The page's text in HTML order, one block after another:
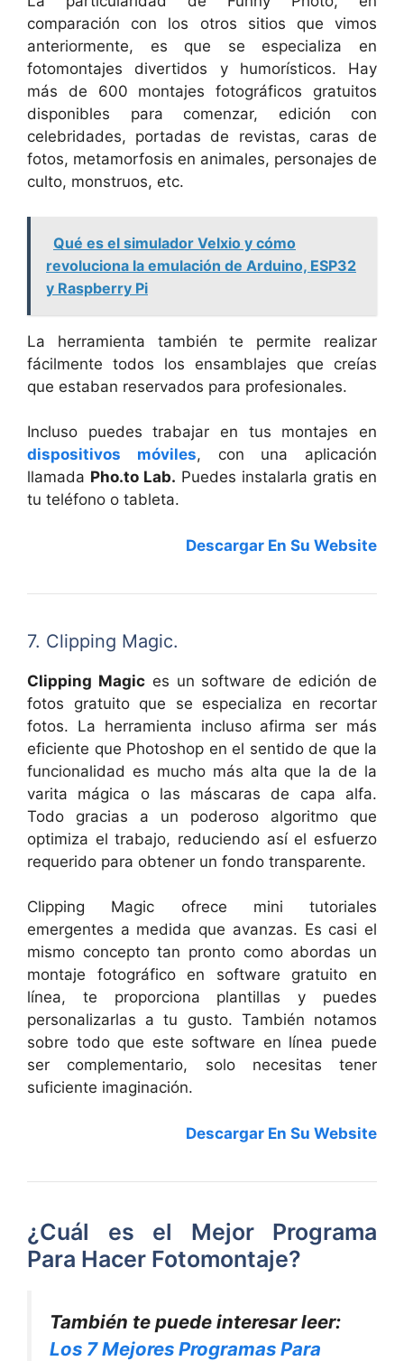
comparación con los otros sitios que vimos
anteriormente, es que se especializa en
fotomontajes divertidos y humorísticos. Hay
más de 600 montajes fotográficos gratuitos
disponibles para comenzar, edición con
celebridades, portadas de revistas, caras de
fotos, metamorfosis en animales, personajes de
culto, monstruos, etc.
Qué es el simulador Velxio y cómo
revoluciona la emulación de Arduino, ESP32
y Raspberry Pi
La herramienta también te permite realizar
fácilmente todos los ensamblajes que creías
que estaban reservados para profesionales.
Incluso puedes trabajar en tus montajes en
dispositivos móviles, con una aplicación
llamada Pho.to Lab. Puedes instalarla gratis en
tu teléfono o tableta.
Descargar En Su Website
7. Clipping Magic.
Clipping Magices un software de edición de
fotos gratuito que se especializa en recortar
fotos. La herramienta incluso afirma ser más
eficiente que Photoshop en el sentido de que la
funcionalidad es mucho más alta que la de la
varita mágica o las máscaras de capa alfa.
Todo gracias a un poderoso algoritmo que
optimiza el trabajo, reduciendo así el esfuerzo
requerido para obtener un fondo transparente.
Clipping Magic ofrece mini tutoriales
emergentes a medida que avanzas. Es casi el
mismo concepto tan pronto como abordas un
montaje fotográfico en software gratuito en
línea, te proporciona plantillas y puedes
personalizarlas a tu gusto. También notamos
sobre todo que este software en línea puede
ser complementario, solo necesitas tener
suficiente imaginación.
Descargar En Su Website
¿Cuál es el Mejor Programa
Para Hacer Fotomontaje?
También te puede interesar leer:
Los 7 Mejores Programas Para